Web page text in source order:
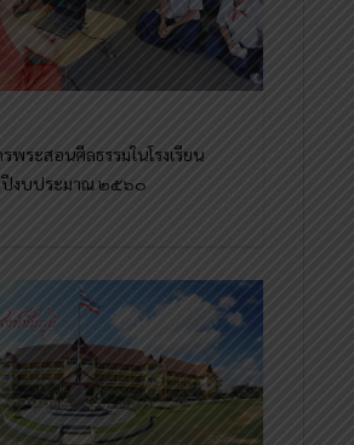
พระสอนศีลธรรมในโรงเรียน
ปีงบประมาณ ๒๕๖๐